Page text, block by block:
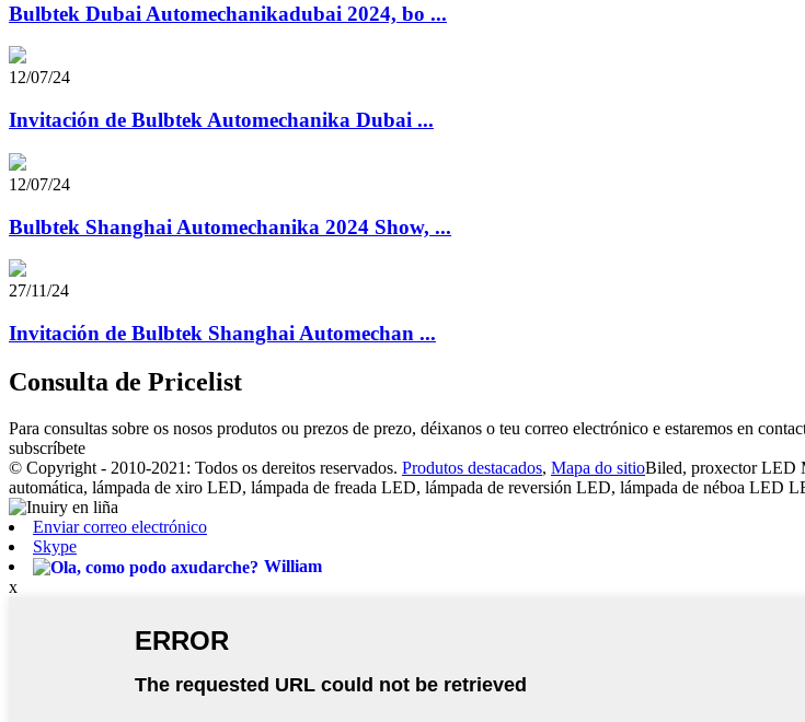
Bulbtek Dubai Automechanikadubai 2024, bo ...
12/07/24
Invitación de Bulbtek Automechanika Dubai ...
12/07/24
Bulbtek Shanghai Automechanika 2024 Show, ...
27/11/24
Invitación de Bulbtek Shanghai Automechan ...
Consulta de Pricelist
Para consultas sobre os nosos produtos ou prezos de prezo, déixanos o teu correo electrónico e estaremos en
subscríbete
© Copyright - 2010-2021: Todos os dereitos reservados. Produtos destacados, Mapa do sitioBiled, proxector LED
automática, lámpada de xiro LED, lámpada de freada LED, lámpada de reversión LED, lámpada de néboa LED
Enviar correo electrónico
Skype
William
x